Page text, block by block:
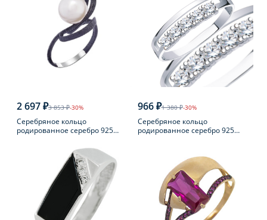
2 697 ₽3 853 ₽-30%
Серебряное кольцо
родированное серебро 925
966 ₽1 380 ₽-30%
Серебряное кольцо
родированное серебро 925